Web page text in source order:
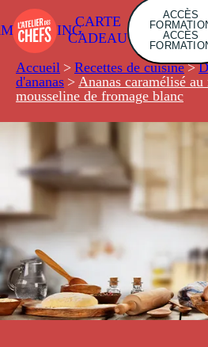
CARTE
CADEAU
ACCÈS
ACCÈS
Accueil > Recettes de cuisine >
d'ananas > Ananas caramélisé
mousseline de fromage blanc